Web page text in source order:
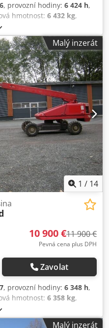
, provozní hodiny: 6 424 h,
hmotnost: 6 432 kg,
plošina, pohon 4x4,
plošina, * TB-50DZ, *
plošiny 15,4 m, * boční
* odpočet hodin: 6424, * 2
konstrukce, * pohon
Deutz, * 2 jízdní stupně, *
Aijzcbdbs Nsr *
2400 mm, *
7550 x 2450 x 2350
koše 227 kg, * otočný
* rozměry koše (d x š x v)
z koše a ze země, *
další fotografie vám rádi
nepředstavuje
chyby. Nejsme
uvedených údajů.
Malý inzerát
1 / 14
10 900 €11 900 €
Pevná cena plus DPH
Zavolat
, provozní hodiny: 6 348 h,
hmotnost: 6 358 kg,
4x4, nůžková plošina,
TB-47JDZ, pracovní
Malý inzerát